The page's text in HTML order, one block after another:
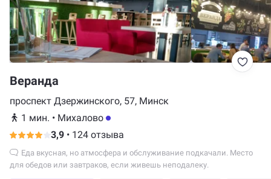
Веранда
проспект Дзержинского, 57, Минск
1 мин. • Михалово
3,9 • 124 отзыва
для обедов или завтраков, если живешь неподалеку.